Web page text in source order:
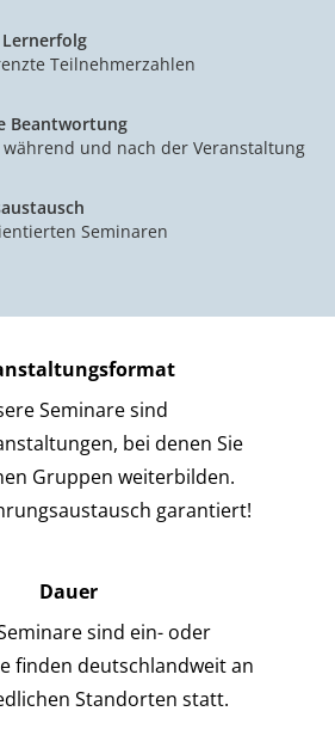
Teilnehmerzahlen
Beantwortung
während und nach der Veranstaltung
Seminaren
Seminare sind
bei denen Sie
Gruppen weiterbilden.
garantiert!
Dauer
sind ein- oder
finden deutschlandweit an
Standorten statt.